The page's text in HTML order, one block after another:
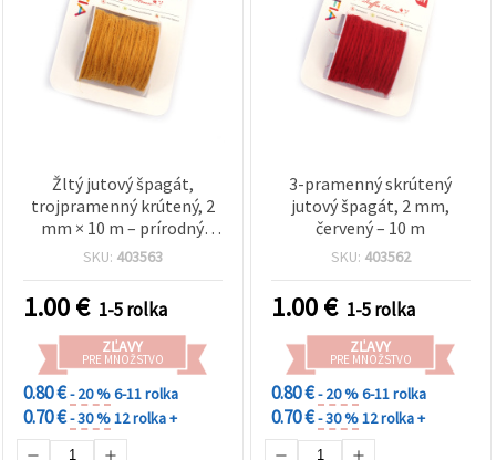
Žltý jutový špagát,
trojpramenný krútený, 2
mm × 10 m – prírodný
vzhľad pre kreatívne
SKU: 403563
1.00€ 1-5 rolka
ZĽAVY
PRE MNOŽSTVO
0.80 €- 20 %6-11 rolka
0.70 €- 30 %12 rolka +
3-pramenný skrútený
jutový špagát, 2 mm,
červený – 10 m
SKU: 403562
1.00€ 1-5 rolka
ZĽAVY
PRE MNOŽSTVO
0.80 €- 20 %6-11 rolka
0.70 €- 30 %12 rolka +